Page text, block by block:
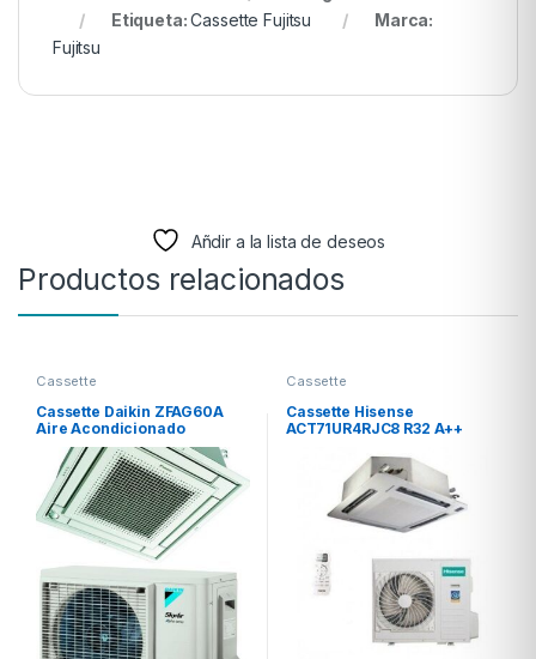
Etiqueta:Cassette Fujitsu
Marca:
Fujitsu
Añdir a la lista de deseos
Productos relacionados
Cassette
Cassette Daikin ZFAG60A
Aire Acondicionado
Cassette
Cassette Hisense
ACT71UR4RJC8 R32 A++